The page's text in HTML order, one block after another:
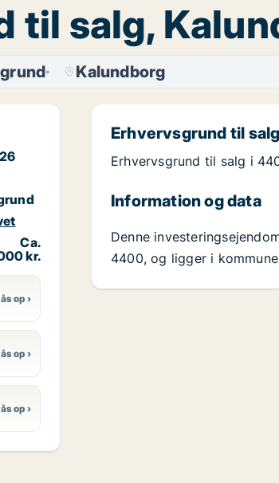
til salg,
Kalundborg
Ca.
kr.
Erhvervsgrund til
Erhvervsgrund til salg i
Information og data
Denne
4400, og ligger i